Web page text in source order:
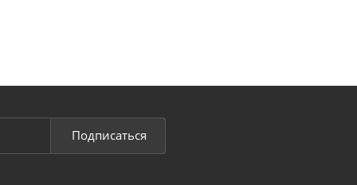
Подписаться